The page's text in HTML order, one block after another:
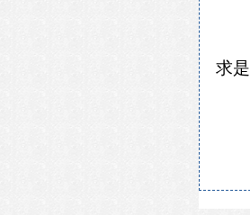
求是